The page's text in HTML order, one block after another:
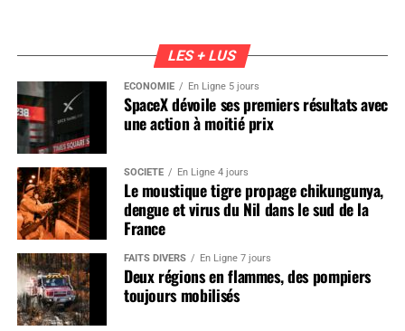
LES + LUS
ÉCONOMIE En Ligne 5 jours
SpaceX dévoile ses premiers résultats avec
une action à moitié prix
SOCIÉTÉ En Ligne 4 jours
Le moustique tigre propage chikungunya,
dengue et virus du Nil dans le sud de la
France
FAITS DIVERS En Ligne 7 jours
Deux régions en flammes, des pompiers
toujours mobilisés